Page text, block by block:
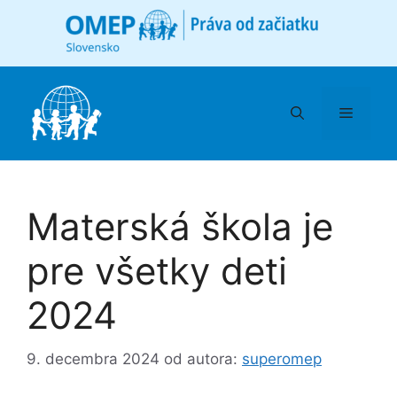
Menu
Materská škola je
pre všetky deti
2024
9. decembra 2024 od autora: superomep